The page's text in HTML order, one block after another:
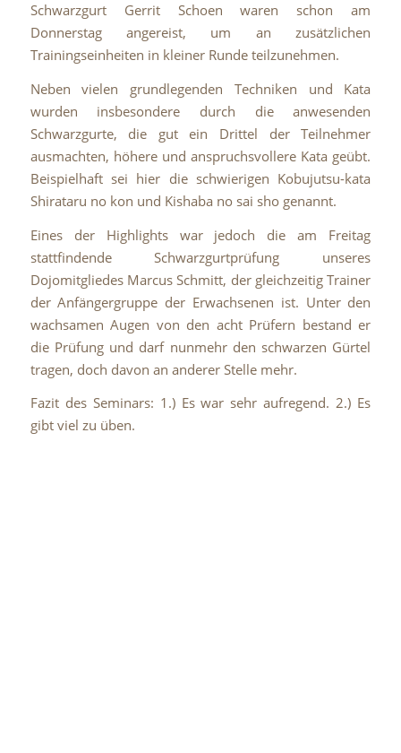
Schwarzgurt Gerrit Schoen waren schon am
Donnerstag angereist, um an zusätzlichen
Trainingseinheiten in kleiner Runde teilzunehmen.
Neben vielen grundlegenden Techniken und Kata
wurden insbesondere durch die anwesenden
Schwarzgurte, die gut ein Drittel der Teilnehmer
ausmachten, höhere und anspruchsvollere Kata geübt.
Beispielhaft sei hier die schwierigen Kobujutsu-kata
Shirataru no kon und Kishaba no sai sho genannt.
Eines der Highlights war jedoch die am Freitag
stattfindende Schwarzgurtprüfung unseres
Dojomitgliedes Marcus Schmitt, der gleichzeitig Trainer
der Anfängergruppe der Erwachsenen ist. Unter den
wachsamen Augen von den acht Prüfern bestand er
die Prüfung und darf nunmehr den schwarzen Gürtel
tragen, doch davon an anderer Stelle mehr.
Fazit des Seminars: 1.) Es war sehr aufregend. 2.) Es
gibt viel zu üben.